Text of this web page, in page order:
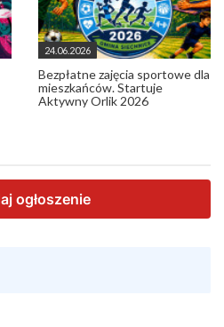
24.06.2026
Bezpłatne zajęcia sportowe dla
mieszkańców. Startuje
Aktywny Orlik 2026